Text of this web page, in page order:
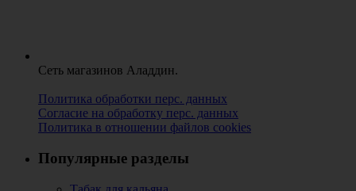
Сеть магазинов Аладдин.
Политика обработки перс. данных
Согласие на обработку перс. данных
Политика в отношении файлов cookies
Популярные разделы